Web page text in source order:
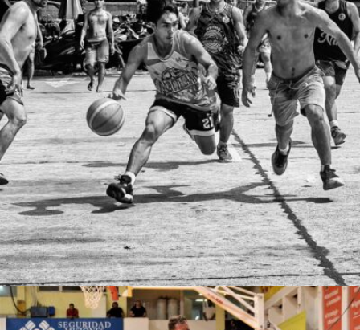
Rey-an Llaguno